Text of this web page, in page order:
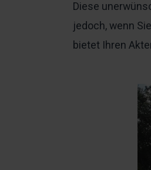
Diese
jedoch, wenn
bietet Ihren